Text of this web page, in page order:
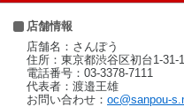
店舗情報
店舗名：さんぽう
住所：東京都渋谷区初台1-31-
電話番号：03-3378-7111
代表者：渡邉王雄
お問い合わせ： oc@sanpou-